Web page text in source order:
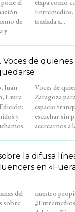
el
de
y
de
nos
traslada a...
Voces de
Juan
Laura
a
Un
acercarnos a
la difusa
en
del
sobre
de